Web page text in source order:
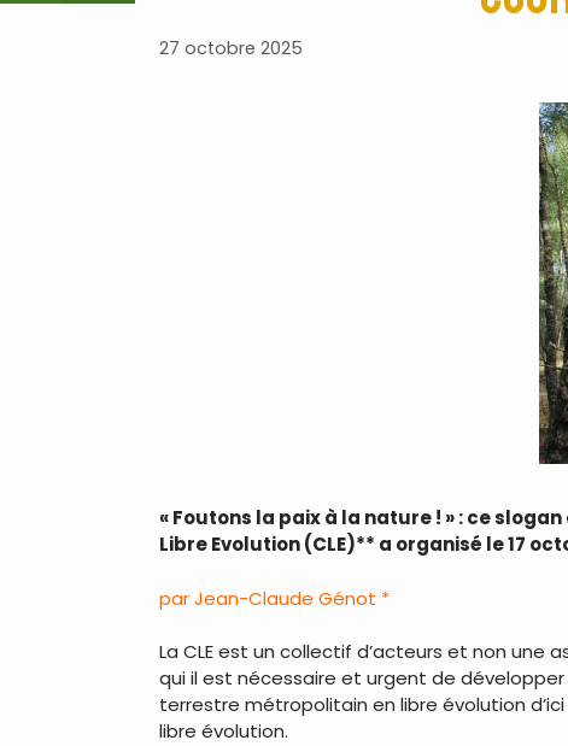
27 octobre 2025
« Foutons la paix à la nature ! » : ce
Libre Evolution (CLE)** a organisé le 17
par Jean-Claude Génot *
La CLE est un collectif d’acteurs et non
qui il est nécessaire et urgent de
terrestre métropolitain en libre évolution
libre évolution.